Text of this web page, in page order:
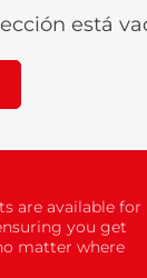
está
are available for
you get
matter where